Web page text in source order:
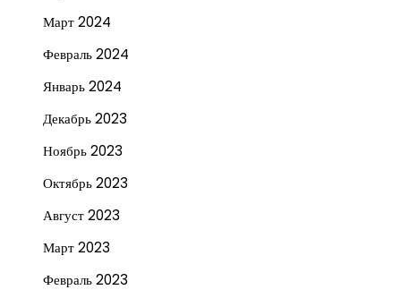
Март 2024
Февраль 2024
Январь 2024
Декабрь 2023
Ноябрь 2023
Октябрь 2023
Август 2023
Март 2023
Февраль 2023